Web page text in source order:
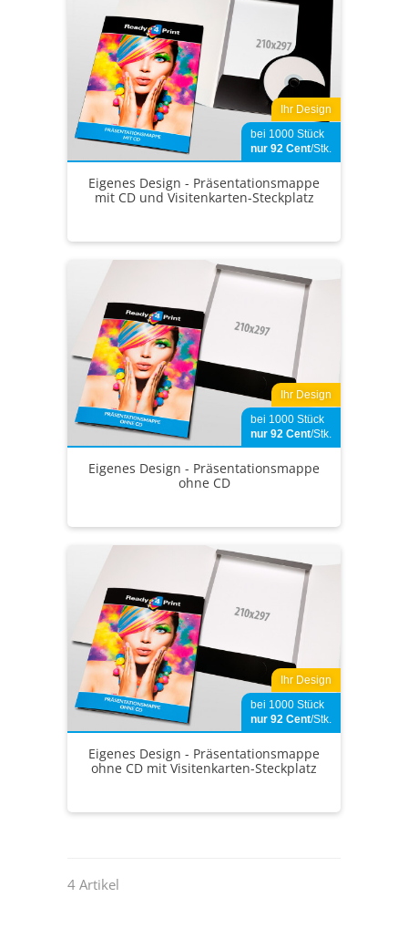
Ihr Design
bei 1000 Stück
nur 92 Cent/Stk.
Eigenes Design - Präsentationsmappe
mit CD und Visitenkarten-Steckplatz
Ihr Design
bei 1000 Stück
nur 92 Cent/Stk.
Eigenes Design - Präsentationsmappe
ohne CD
Ihr Design
bei 1000 Stück
nur 92 Cent/Stk.
Eigenes Design - Präsentationsmappe
ohne CD mit Visitenkarten-Steckplatz
4 Artikel